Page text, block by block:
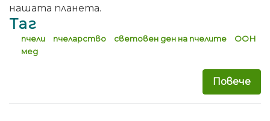
нашата планета.
Таг
пчели пчеларство световен ден на пчелите
ООН
мед
Повече